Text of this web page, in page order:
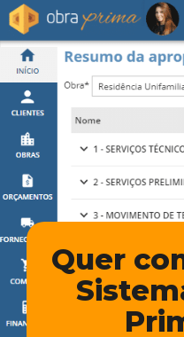
Quer